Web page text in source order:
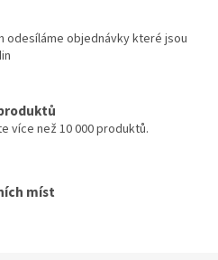
odesíláme objednávky které jsou
více než 10 000 produktů.
míst